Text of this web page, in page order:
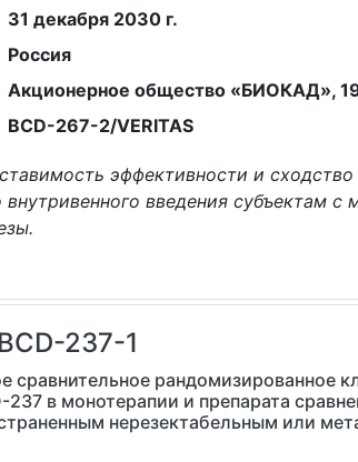
31 декабря 2030 г.
Россия
Акционерное общество «БИОКАД»,
BCD-267-2/VERITAS
эффективности и
внутривенного введения субъектам
BCD-237-1
сравнительное рандомизированное
237 в монотерапии и препарата
нерезектабельным или